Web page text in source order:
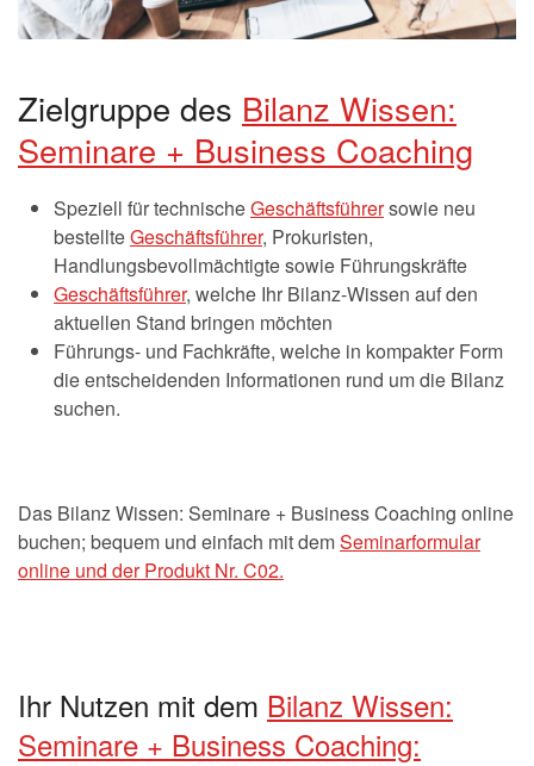
Zielgruppe des Bilanz Wissen:
Seminare + Business Coaching
Speziell für technischeGeschäftsführersowie neu
bestellteGeschäftsführer, Prokuristen,
Handlungsbevollmächtigte sowie Führungskräfte
Geschäftsführer, welche Ihr Bilanz-Wissen auf den
aktuellen Stand bringen möchten
Führungs- und Fachkräfte, welche in kompakter Form
die entscheidenden Informationen rund um die Bilanz
suchen.
Das Bilanz Wissen: Seminare + Business Coaching online
buchen; bequem und einfach mit demSeminarformular
online und der Produkt Nr. C02.
Ihr Nutzen mit dem Bilanz Wissen:
Seminare + Business Coaching: